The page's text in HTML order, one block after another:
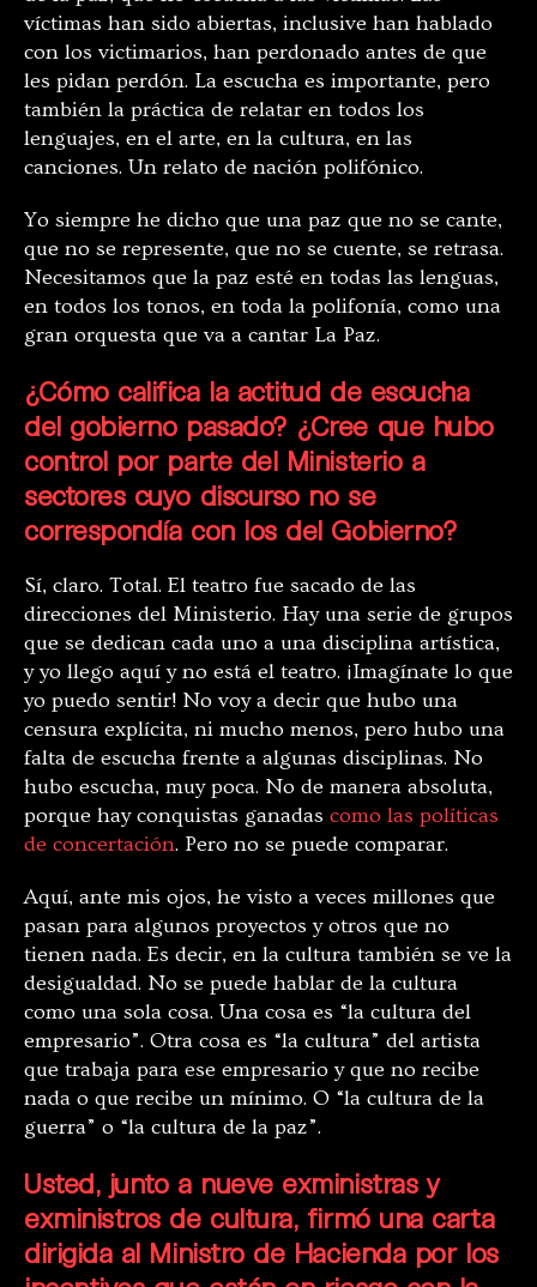
víctimas han sido abiertas, inclusive han hablado
con los victimarios, han perdonado antes de que
les pidan perdón. La escucha es importante, pero
también la práctica de relatar en todos los
lenguajes, en el arte, en la cultura, en las
canciones. Un relato de nación polifónico.
Yo siempre he dicho que una paz que no se cante,
que no se represente, que no se cuente, se retrasa.
Necesitamos que la paz esté en todas las lenguas,
en todos los tonos, en toda la polifonía, como una
gran orquesta que va a cantar La Paz.
¿Cómo califica la actitud de escucha
del gobierno pasado? ¿Cree que hubo
control por parte del Ministerio a
sectores cuyo discurso no se
correspondía con los del Gobierno?
Sí, claro. Total. El teatro fue sacado de las
direcciones del Ministerio. Hay una serie de grupos
que se dedican cada uno a una disciplina artística,
y yo llego aquí y no está el teatro. ¡Imagínate lo que
yo puedo sentir! No voy a decir que hubo una
censura explícita, ni mucho menos, pero hubo una
falta de escucha frente a algunas disciplinas. No
hubo escucha, muy poca. No de manera absoluta,
porque hay conquistas ganadas como las políticas
de concertación. Pero no se puede comparar.
Aquí, ante mis ojos, he visto a veces millones que
pasan para algunos proyectos y otros que no
tienen nada. Es decir, en la cultura también se ve la
desigualdad. No se puede hablar de la cultura
como una sola cosa. Una cosa es “la cultura del
empresario”. Otra cosa es “la cultura” del artista
que trabaja para ese empresario y que no recibe
nada o que recibe un mínimo. O “la cultura de la
guerra” o “la cultura de la paz”.
Usted, junto a nueve exministras y
exministros de cultura, firmó una carta
dirigida al Ministro de Hacienda por los